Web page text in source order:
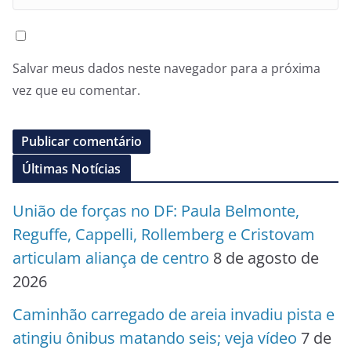
Salvar meus dados neste navegador para a próxima
vez que eu comentar.
Últimas Notícias
União de forças no DF: Paula Belmonte,
Reguffe, Cappelli, Rollemberg e Cristovam
articulam aliança de centro 8 de agosto de
2026
Caminhão carregado de areia invadiu pista e
atingiu ônibus matando seis; veja vídeo 7 de